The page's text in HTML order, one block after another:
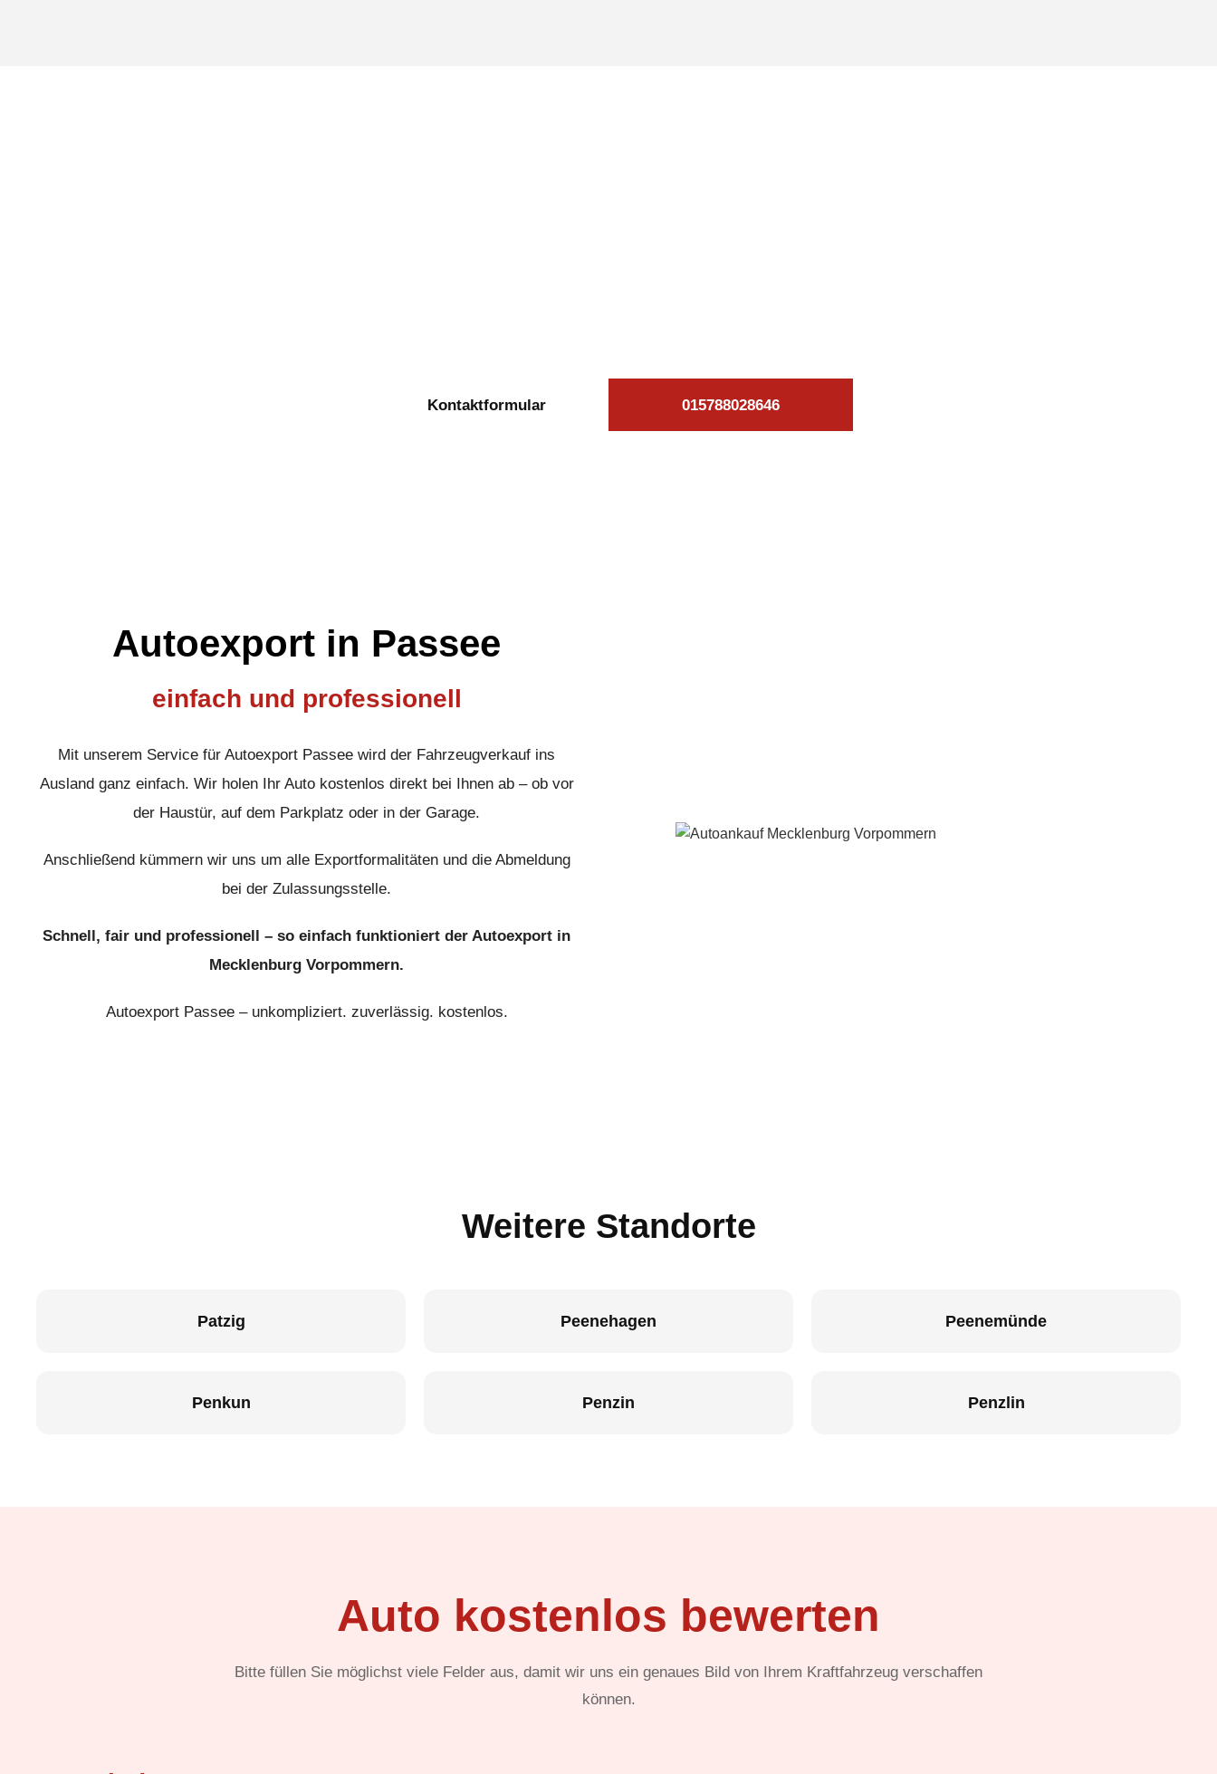
Kontaktformular 015788028646
Autoexport in Passee
einfach und professionell
Mit unserem Service für Autoexport Passee wird der Fahrzeugverkauf ins
Ausland ganz einfach. Wir holen Ihr Auto kostenlos direkt bei Ihnen ab – ob vor
der Haustür, auf dem Parkplatz oder in der Garage.
Anschließend kümmern wir uns um alle Exportformalitäten und die Abmeldung
bei der Zulassungsstelle.
Schnell, fair und professionell – so einfach funktioniert der Autoexport in
Mecklenburg Vorpommern.
Autoexport Passee – unkompliziert. zuverlässig. kostenlos.
Weitere Standorte
Patzig Peenehagen Peenemünde
Penkun Penzin Penzlin
Auto kostenlos bewerten
Bitte füllen Sie möglichst viele Felder aus, damit wir uns ein genaues Bild von Ihrem Kraftfahrzeug verschaffen
können.